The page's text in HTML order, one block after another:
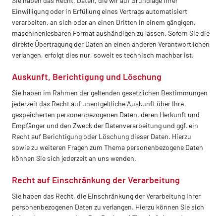
Einwilligung oder in Erfüllung eines Vertrags automatisiert
verarbeiten, an sich oder an einen Dritten in einem gängigen,
maschinenlesbaren Format aushändigen zu lassen. Sofern Sie die
direkte Übertragung der Daten an einen anderen Verantwortlichen
verlangen, erfolgt dies nur, soweit es technisch machbar ist.
Auskunft, Berichtigung und Löschung
Sie haben im Rahmen der geltenden gesetzlichen Bestimmungen
jederzeit das Recht auf unentgeltliche Auskunft über Ihre
gespeicherten personenbezogenen Daten, deren Herkunft und
Empfänger und den Zweck der Datenverarbeitung und ggf. ein
Recht auf Berichtigung oder Löschung dieser Daten. Hierzu
sowie zu weiteren Fragen zum Thema personenbezogene Daten
können Sie sich jederzeit an uns wenden.
Recht auf Einschränkung der Verarbeitung
Sie haben das Recht, die Einschränkung der Verarbeitung Ihrer
personenbezogenen Daten zu verlangen. Hierzu können Sie sich